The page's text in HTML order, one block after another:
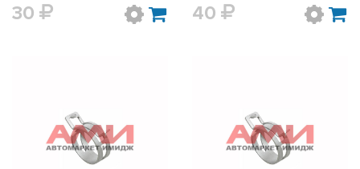
30 40
БЫСТРЫЙ ПРОСМОТР БЫСТРЫЙ ПРОСМОТР